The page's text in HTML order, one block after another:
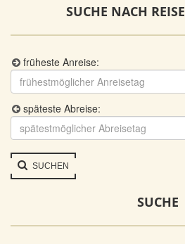
SUCHE NACH
früheste Anreise:
späteste Abreise:
SUCHEN
SUCHE